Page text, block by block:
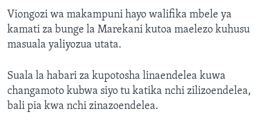
Viongozi wa makampuni hayo walifika mbele ya
kamati za bunge la Marekani kutoa maelezo kuhusu
masuala yaliyozua utata.
Suala la habari za kupotosha linaendelea kuwa
changamoto kubwa siyo tu katika nchi zilizoendelea,
bali pia kwa nchi zinazoendelea.